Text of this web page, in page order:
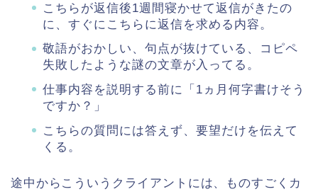
こちらが返信後1週間寝かせて返信がきたの
に、すぐにこちらに返信を求める内容。
敬語がおかしい、句点が抜けている、コピペ
失敗したような謎の文章が入ってる。
仕事内容を説明する前に「1ヵ月何字書けそう
ですか？」
こちらの質問には答えず、要望だけを伝えて
くる。
途中からこういうクライアントには、ものすごくカ